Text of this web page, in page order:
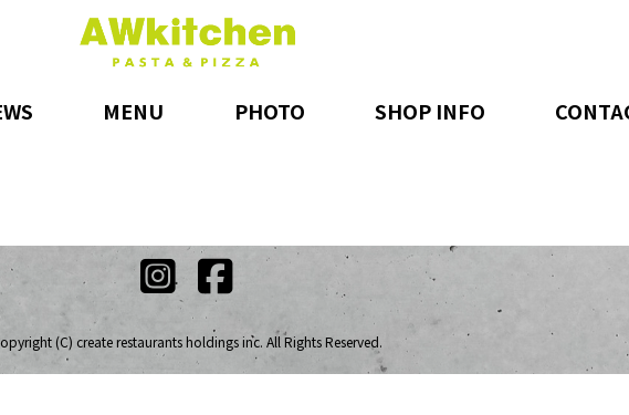
MENU PHOTO SHOP INFO
(C) create restaurants holdings inc. All Rights Reserved.